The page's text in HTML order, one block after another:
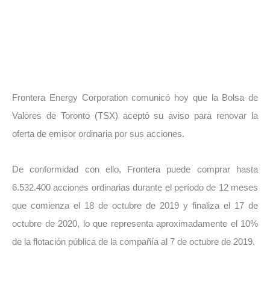
Frontera Energy Corporation comunicó hoy que la Bolsa de
Valores de Toronto (TSX) aceptó su aviso para renovar la
oferta de emisor ordinaria por sus acciones.
De conformidad con ello, Frontera puede comprar hasta
6.532.400 acciones ordinarias durante el período de 12 meses
que comienza el 18 de octubre de 2019 y finaliza el 17 de
octubre de 2020, lo que representa aproximadamente el 10%
de la flotación pública de la compañía al 7 de octubre de 2019.